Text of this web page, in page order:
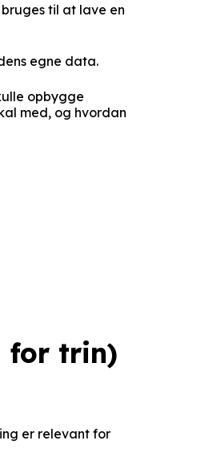
til at lave en
egne data.
opbygge
med, og hvordan
for trin)
er relevant for